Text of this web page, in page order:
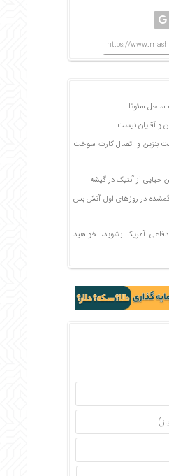
https://
ساحل سئوتا
و آقایان نیست
بنزین و اتصال کارت سوخت
حیایی از آنتیک در گیشه
کنارکی گمشده در روزهای اول آتش بس
آمریکا بشوید، خواهید